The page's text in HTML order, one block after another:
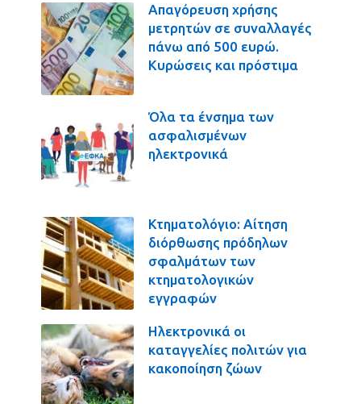
Απαγόρευση χρήσης
μετρητών σε συναλλαγές
πάνω από 500 ευρώ.
Κυρώσεις και πρόστιμα
Όλα τα ένσημα των
ασφαλισμένων
ηλεκτρονικά
Κτηματολόγιο: Αίτηση
διόρθωσης πρόδηλων
σφαλμάτων των
κτηματολογικών
εγγραφών
Ηλεκτρονικά οι
καταγγελίες πολιτών για
κακοποίηση ζώων